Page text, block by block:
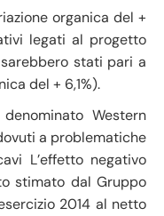
organica del +
legati al progetto
stati pari a
del + 6,1%).
Western
a problematiche
L’effetto negativo
stimato dal Gruppo
2014 al netto